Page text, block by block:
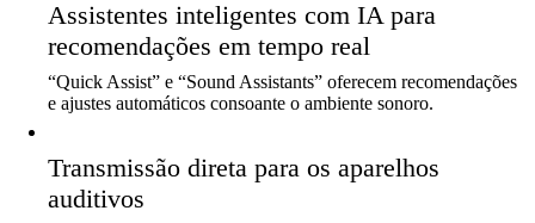
Assistentes inteligentes com IA para
recomendações em tempo real
“Quick Assist” e “Sound Assistants” oferecem recomendações
e ajustes automáticos consoante o ambiente sonoro.
Transmissão direta para os aparelhos
auditivos